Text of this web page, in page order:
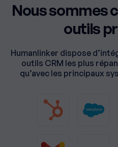
Nous sommes
outils
Humanlinker dispose
outils CRM les plus
qu’avec les principaux